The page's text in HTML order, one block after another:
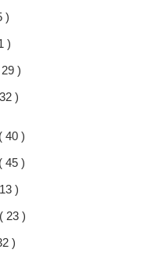
)
)
)
)
40 )
45 )
)
23 )
)